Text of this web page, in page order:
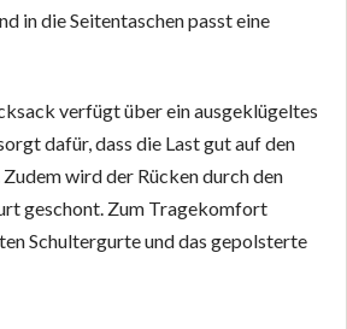
in die Seitentaschen passt eine
verfügt über ein ausgeklügeltes
dafür, dass die Last gut auf den
wird der Rücken durch den
geschont. Zum Tragekomfort
Schultergurte und das gepolsterte